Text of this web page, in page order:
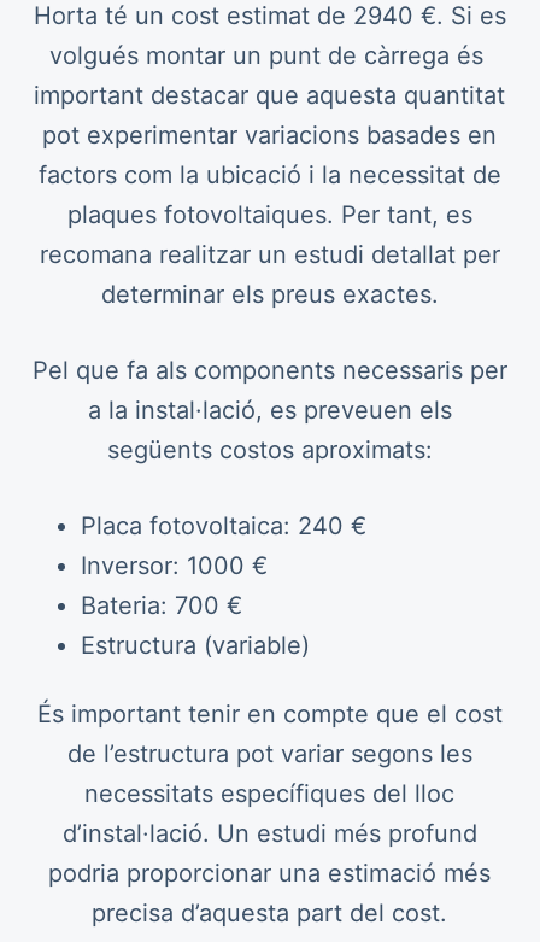
Horta té un cost estimat de 2940 €. Si es
volgués montar un punt de càrrega és
important destacar que aquesta quantitat
pot experimentar variacions basades en
factors com la ubicació i la necessitat de
plaques fotovoltaiques. Per tant, es
recomana realitzar un estudi detallat per
determinar els preus exactes.
Pel que fa als components necessaris per
a la instal·lació, es preveuen els
següents costos aproximats:
Placa fotovoltaica: 240 €
Inversor: 1000 €
Bateria: 700 €
Estructura (variable)
És important tenir en compte que el cost
de l’estructura pot variar segons les
necessitats específiques del lloc
d’instal·lació. Un estudi més profund
podria proporcionar una estimació més
precisa d’aquesta part del cost.